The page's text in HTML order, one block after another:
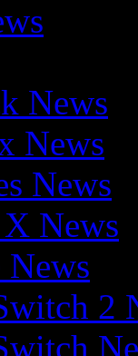
News
News
News
News
2